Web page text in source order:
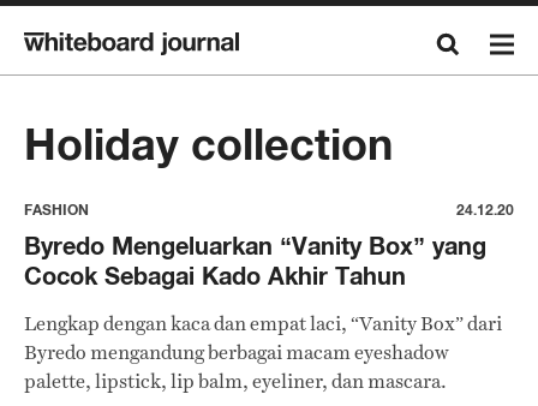
Holiday collection
FASHION 24.12.20
Byredo Mengeluarkan “Vanity Box” yang
Cocok Sebagai Kado Akhir Tahun
Lengkap dengan kaca dan empat laci, “Vanity Box” dari
Byredo mengandung berbagai macam eyeshadow
palette, lipstick, lip balm, eyeliner, dan mascara.